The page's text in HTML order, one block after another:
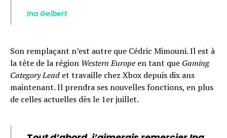
Ina Gelbert
Son remplaçant n’est autre que Cédric Mimouni. Il est à
la tête de la région Western Europe en tant que Gaming
Category Lead et travaille chez Xbox depuis dix ans
maintenant. Il prendra ses nouvelles fonctions, en plus
de celles actuelles dès le 1er juillet.